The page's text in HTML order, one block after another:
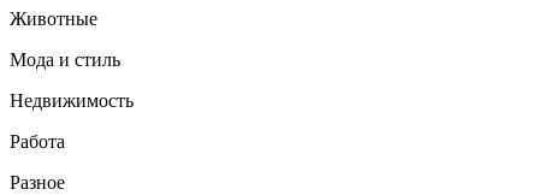
Животные
Мода и стиль
Недвижимость
Работа
Разное